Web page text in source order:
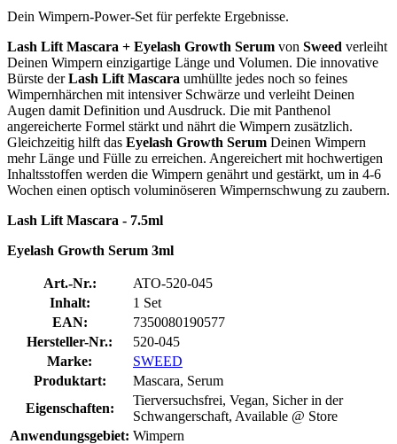
Dein Wimpern-Power-Set für perfekte Ergebnisse.
Lash Lift Mascara + Eyelash Growth Serum von Sweed verleiht
Deinen Wimpern einzigartige Länge und Volumen. Die innovative
Bürste derLash Lift Mascara umhüllte jedes noch so feines
Wimpernhärchen mit intensiver Schwärze und verleiht Deinen
Augen damit Definition und Ausdruck. Die mit Panthenol
angereicherte Formel stärkt und nährt die Wimpern zusätzlich.
Gleichzeitig hilft das Eyelash Growth Serum Deinen Wimpern
mehr Länge und Fülle zu erreichen. Angereichert mit hochwertigen
Inhaltsstoffen werden die Wimpern genährt und gestärkt, um in 4-6
Wochen einen optisch voluminöseren Wimpernschwung zu zaubern.
Lash Lift Mascara - 7.5ml
Eyelash Growth Serum 3ml
Art.-Nr.:
ATO-520-045
Inhalt:
1 Set
EAN:
7350080190577
Hersteller-Nr.:
520-045
Marke:
SWEED
Produktart:
Mascara, Serum
Eigenschaften:
Tierversuchsfrei, Vegan, Sicher in der
Schwangerschaft, Available @ Store
Anwendungsgebiet: Wimpern